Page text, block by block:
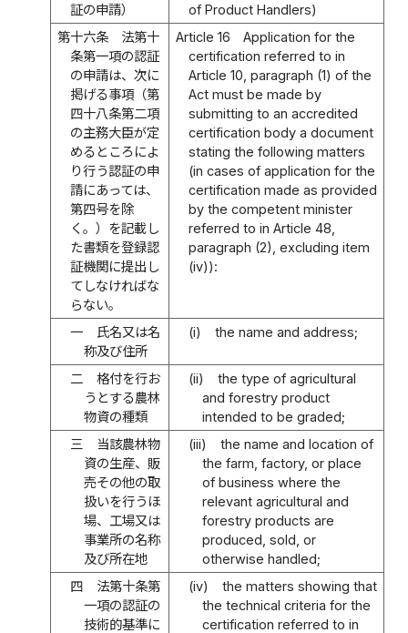
証の申請）
of Product Handlers)
第十六条
法第十
条第一項の認証
の申請は、次に
掲げる事項（第
四十八条第二項
の主務大臣が定
めるところによ
り行う認証の申
請にあっては、
第四号を除
く。）を記載し
た書類を登録認
証機関に提出し
てしなければな
らない。
Article 16
Application for the
certification referred to in
Article 10, paragraph (1) of the
Act must be made by
submitting to an accredited
certification body a document
stating the following matters
(in cases of application for the
certification made as provided
by the competent minister
referred to in Article 48,
paragraph (2), excluding item
(iv)):
一
氏名又は名
称及び住所
(i) the name and address;
二
格付を行お
うとする農林
物資の種類
(ii)
the type of agricultural
and forestry product
intended to be graded;
三
当該農林物
資の生産、販
売その他の取
扱いを行うほ
場、工場又は
事業所の名称
及び所在地
(iii)
the name and location of
the farm, factory, or place
of business where the
relevant agricultural and
forestry products are
produced, sold, or
otherwise handled;
四
法第十条第
一項の認証の
技術的基準に
(iv)
the matters showing that
the technical criteria for the
certification referred to in